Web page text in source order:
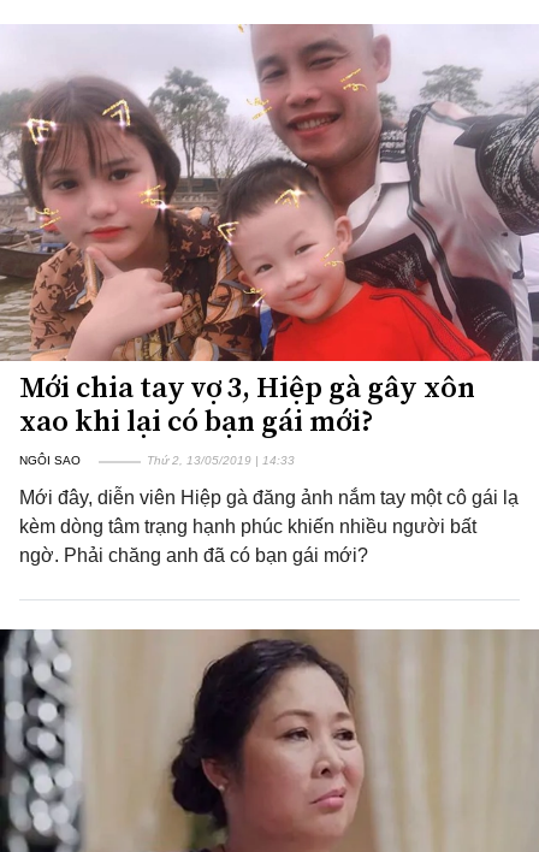
Mới chia tay vợ 3, Hiệp gà gây xôn
xao khi lại có bạn gái mới?
NGÔI SAO Thứ 2, 13/05/2019 | 14:33
Mới đây, diễn viên Hiệp gà đăng ảnh nắm tay một cô gái lạ
kèm dòng tâm trạng hạnh phúc khiến nhiều người bất
ngờ. Phải chăng anh đã có bạn gái mới?